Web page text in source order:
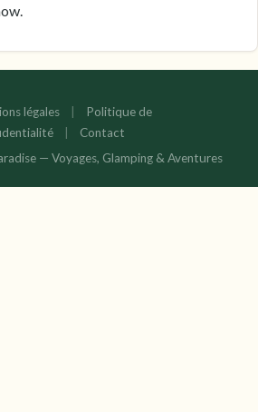
légales
Politique de
Contact
— Voyages, Glamping & Aventures